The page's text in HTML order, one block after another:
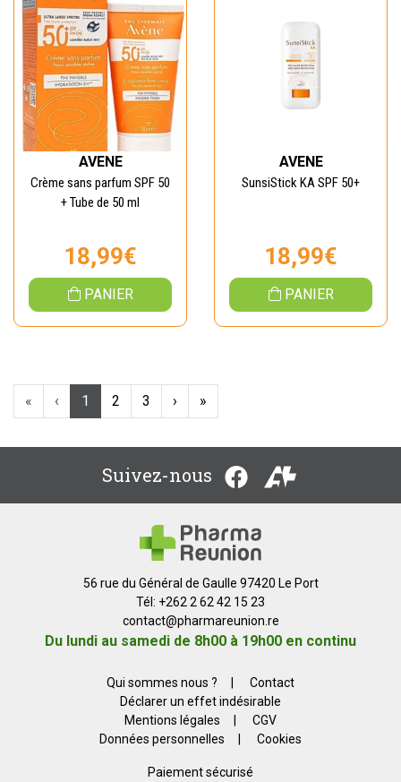
AVENE
Crème sans parfum SPF 50
+ Tube de 50 ml
18,99€
PANIER
AVENE
SunsiStick KA SPF 50+
18,99€
PANIER
« ‹ 1 2 3 › »
Suivez-nous
56 rue du Général de Gaulle 97420 Le Port
Tél: +262 2 62 42 15 23
contact@pharmareunion.re
Du lundi au samedi de 8h00 à 19h00 en continu
Qui sommes nous ?
Contact
Déclarer un effet indésirable
Mentions légales
CGV
Données personnelles
Cookies
Paiement sécurisé